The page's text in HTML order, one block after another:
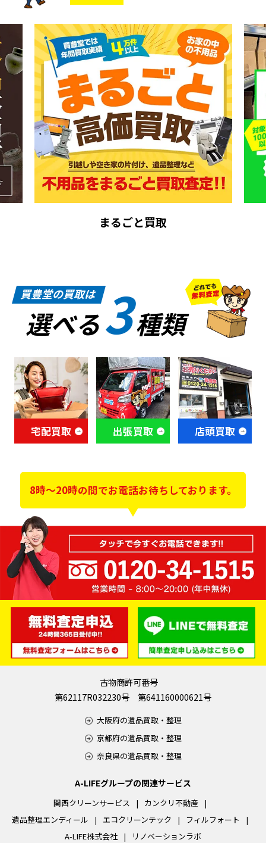
まるごと買取
買豊堂の買取は
選べる3種類
宅配買取 出張買取 店頭買取
8時～20時の間でお電話お待ちしております。
古物商許可番号
第62117R032230号 第641160000621号
大阪府の遺品買取・整理
京都府の遺品買取・整理
奈良県の遺品買取・整理
A-LIFEグループの関連サービス
関西クリーンサービス
カンクリ不動産
遺品整理エンディール
エコクリーンテック
フィルフォート
A-LIFE株式会社
リノベーションラボ